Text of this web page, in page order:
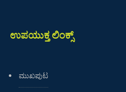
ಉಪಯುಕ್ತ ಲಿಂಕ್ಸ್
ಮುಖಪುಟ